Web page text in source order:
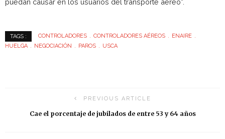
puedan causar en los usuarios del transporte aéreo”.
TAGS : CONTROLADORES CONTROLADORES AÉREOS
ENAIRE
HUELGA
NEGOCIACIÓN PAROS USCA
PREVIOUS ARTICLE
Cae el porcentaje de jubilados de entre 53 y 64 años